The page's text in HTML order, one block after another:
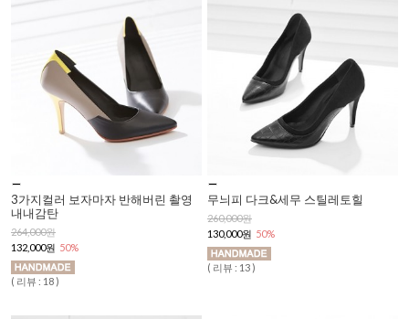
3가지컬러 보자마자 반해버린 촬영
내내감탄
264,000원
132,000원 50%
( 리뷰 : 18 )
무늬피 다크&세무 스틸레토힐
260,000원
130,000원 50%
( 리뷰 : 13 )